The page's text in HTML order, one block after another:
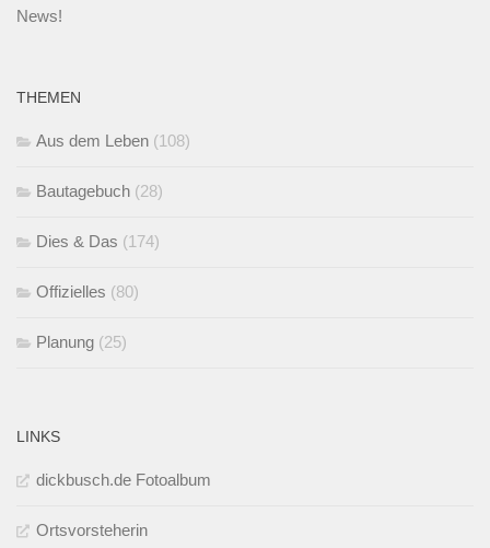
News!
THEMEN
Aus dem Leben (108)
Bautagebuch (28)
Dies & Das (174)
Offizielles (80)
Planung (25)
LINKS
dickbusch.de Fotoalbum
Ortsvorsteherin